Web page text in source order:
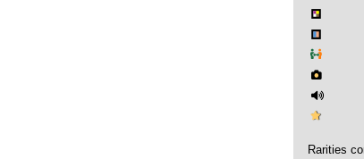
Rarities